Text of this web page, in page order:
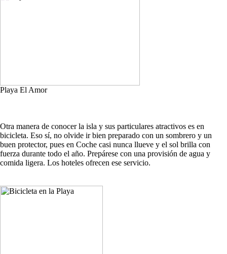
Playa El Amor
Otra manera de conocer la isla y sus particulares atractivos es en
bicicleta. Eso sí, no olvide ir bien preparado con un sombrero y un
buen protector, pues en Coche casi nunca llueve y el sol brilla con
fuerza durante todo el año. Prepárese con una provisión de agua y
comida ligera. Los hoteles ofrecen ese servicio.